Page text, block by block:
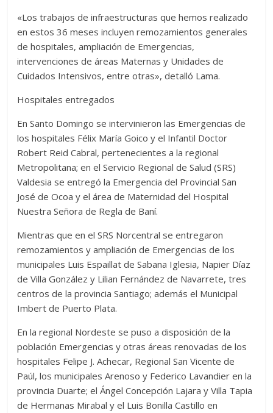
«Los trabajos de infraestructuras que hemos realizado
en estos 36 meses incluyen remozamientos generales
de hospitales, ampliación de Emergencias,
intervenciones de áreas Maternas y Unidades de
Cuidados Intensivos, entre otras», detalló Lama.
Hospitales entregados
En Santo Domingo se intervinieron las Emergencias de
los hospitales Félix María Goico y el Infantil Doctor
Robert Reid Cabral, pertenecientes a la regional
Metropolitana; en el Servicio Regional de Salud (SRS)
Valdesia se entregó la Emergencia del Provincial San
José de Ocoa y el área de Maternidad del Hospital
Nuestra Señora de Regla de Baní.
Mientras que en el SRS Norcentral se entregaron
remozamientos y ampliación de Emergencias de los
municipales Luis Espaillat de Sabana Iglesia, Napier Díaz
de Villa González y Lilian Fernández de Navarrete, tres
centros de la provincia Santiago; además el Municipal
Imbert de Puerto Plata.
En la regional Nordeste se puso a disposición de la
población Emergencias y otras áreas renovadas de los
hospitales Felipe J. Achecar, Regional San Vicente de
Paúl, los municipales Arenoso y Federico Lavandier en la
provincia Duarte; el Ángel Concepción Lajara y Villa Tapia
de Hermanas Mirabal y el Luis Bonilla Castillo en